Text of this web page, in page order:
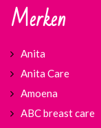
Merken
Anita
Anita Care
Amoena
ABC breast care